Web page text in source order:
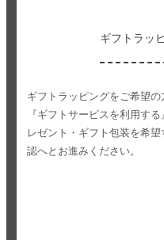
ギフトラッ
ギフトラッピングをご希望
『ギフトサービスを利用す
レゼント・ギフト包装を希
認へとお進みください。